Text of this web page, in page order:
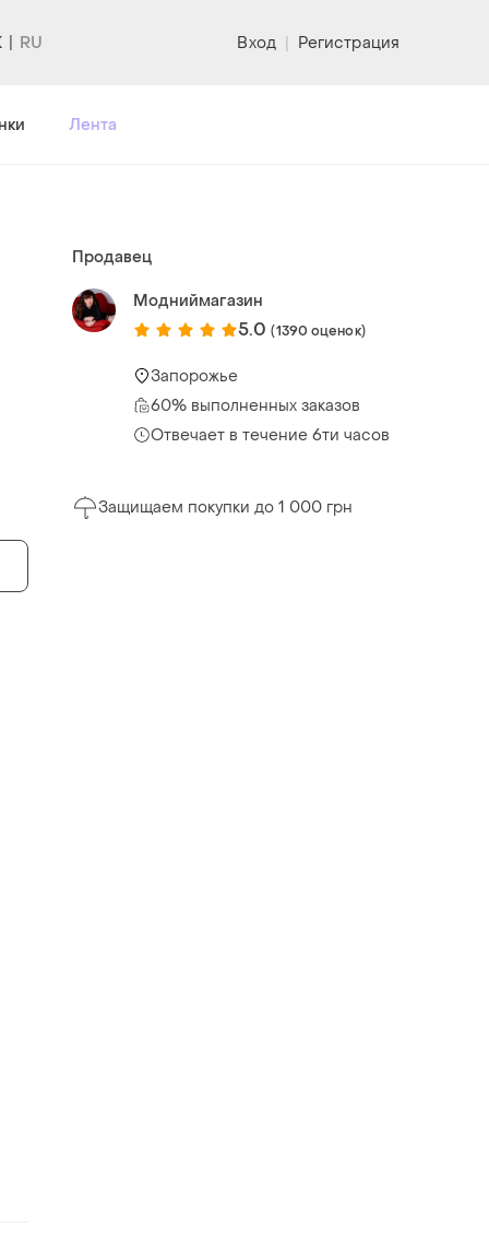
Вход | Регистрация
Лента
Продавец
Модниймагазин
5.0 (1390 оценок)
Запорожье
60% выполненных заказов
Отвечает в течение 6ти часов
Защищаем покупки до 1 000 грн